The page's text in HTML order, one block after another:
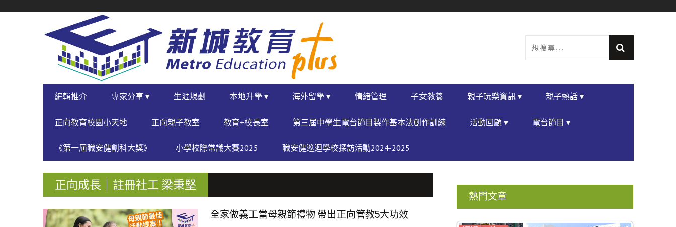
NAVIGATION
PRIMARY
NAVIGATION
編輯推介 專家分享 ▾ 生涯規劃 本地升學 ▾ 海外留學 ▾ 情緒管理 子女教養 親子玩樂資訊 ▾ 親子熱話 ▾
正向教育校園小天地 正向親子教室 教育+校長室 第三屆中學生電台節目製作基本法創作訓練 活動回顧 ▾ 電台節目 ▾
《第一屆職安健創科大獎》 小學校際常識大賽2025 職安健巡迴學校探訪活動2024-2025
正向成長｜註冊社工 梁秉堅
全家做義工當母親節禮物 帶出正向管教5大功效
熱門文章